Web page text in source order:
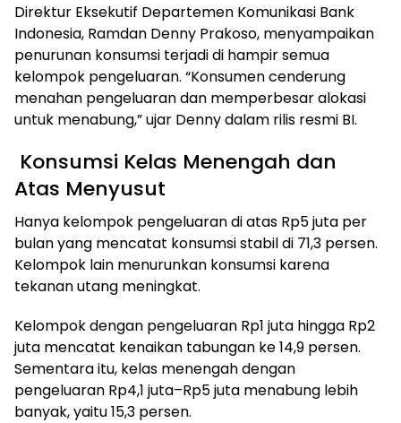
Direktur Eksekutif Departemen Komunikasi Bank
Indonesia, Ramdan Denny Prakoso, menyampaikan
penurunan konsumsi terjadi di hampir semua
kelompok pengeluaran. “Konsumen cenderung
menahan pengeluaran dan memperbesar alokasi
untuk menabung,” ujar Denny dalam rilis resmi BI.
Konsumsi Kelas Menengah dan
Atas Menyusut
Hanya kelompok pengeluaran di atas Rp5 juta per
bulan yang mencatat konsumsi stabil di 71,3 persen.
Kelompok lain menurunkan konsumsi karena
tekanan utang meningkat.
Kelompok dengan pengeluaran Rp1 juta hingga Rp2
juta mencatat kenaikan tabungan ke 14,9 persen.
Sementara itu, kelas menengah dengan
pengeluaran Rp4,1 juta–Rp5 juta menabung lebih
banyak, yaitu 15,3 persen.